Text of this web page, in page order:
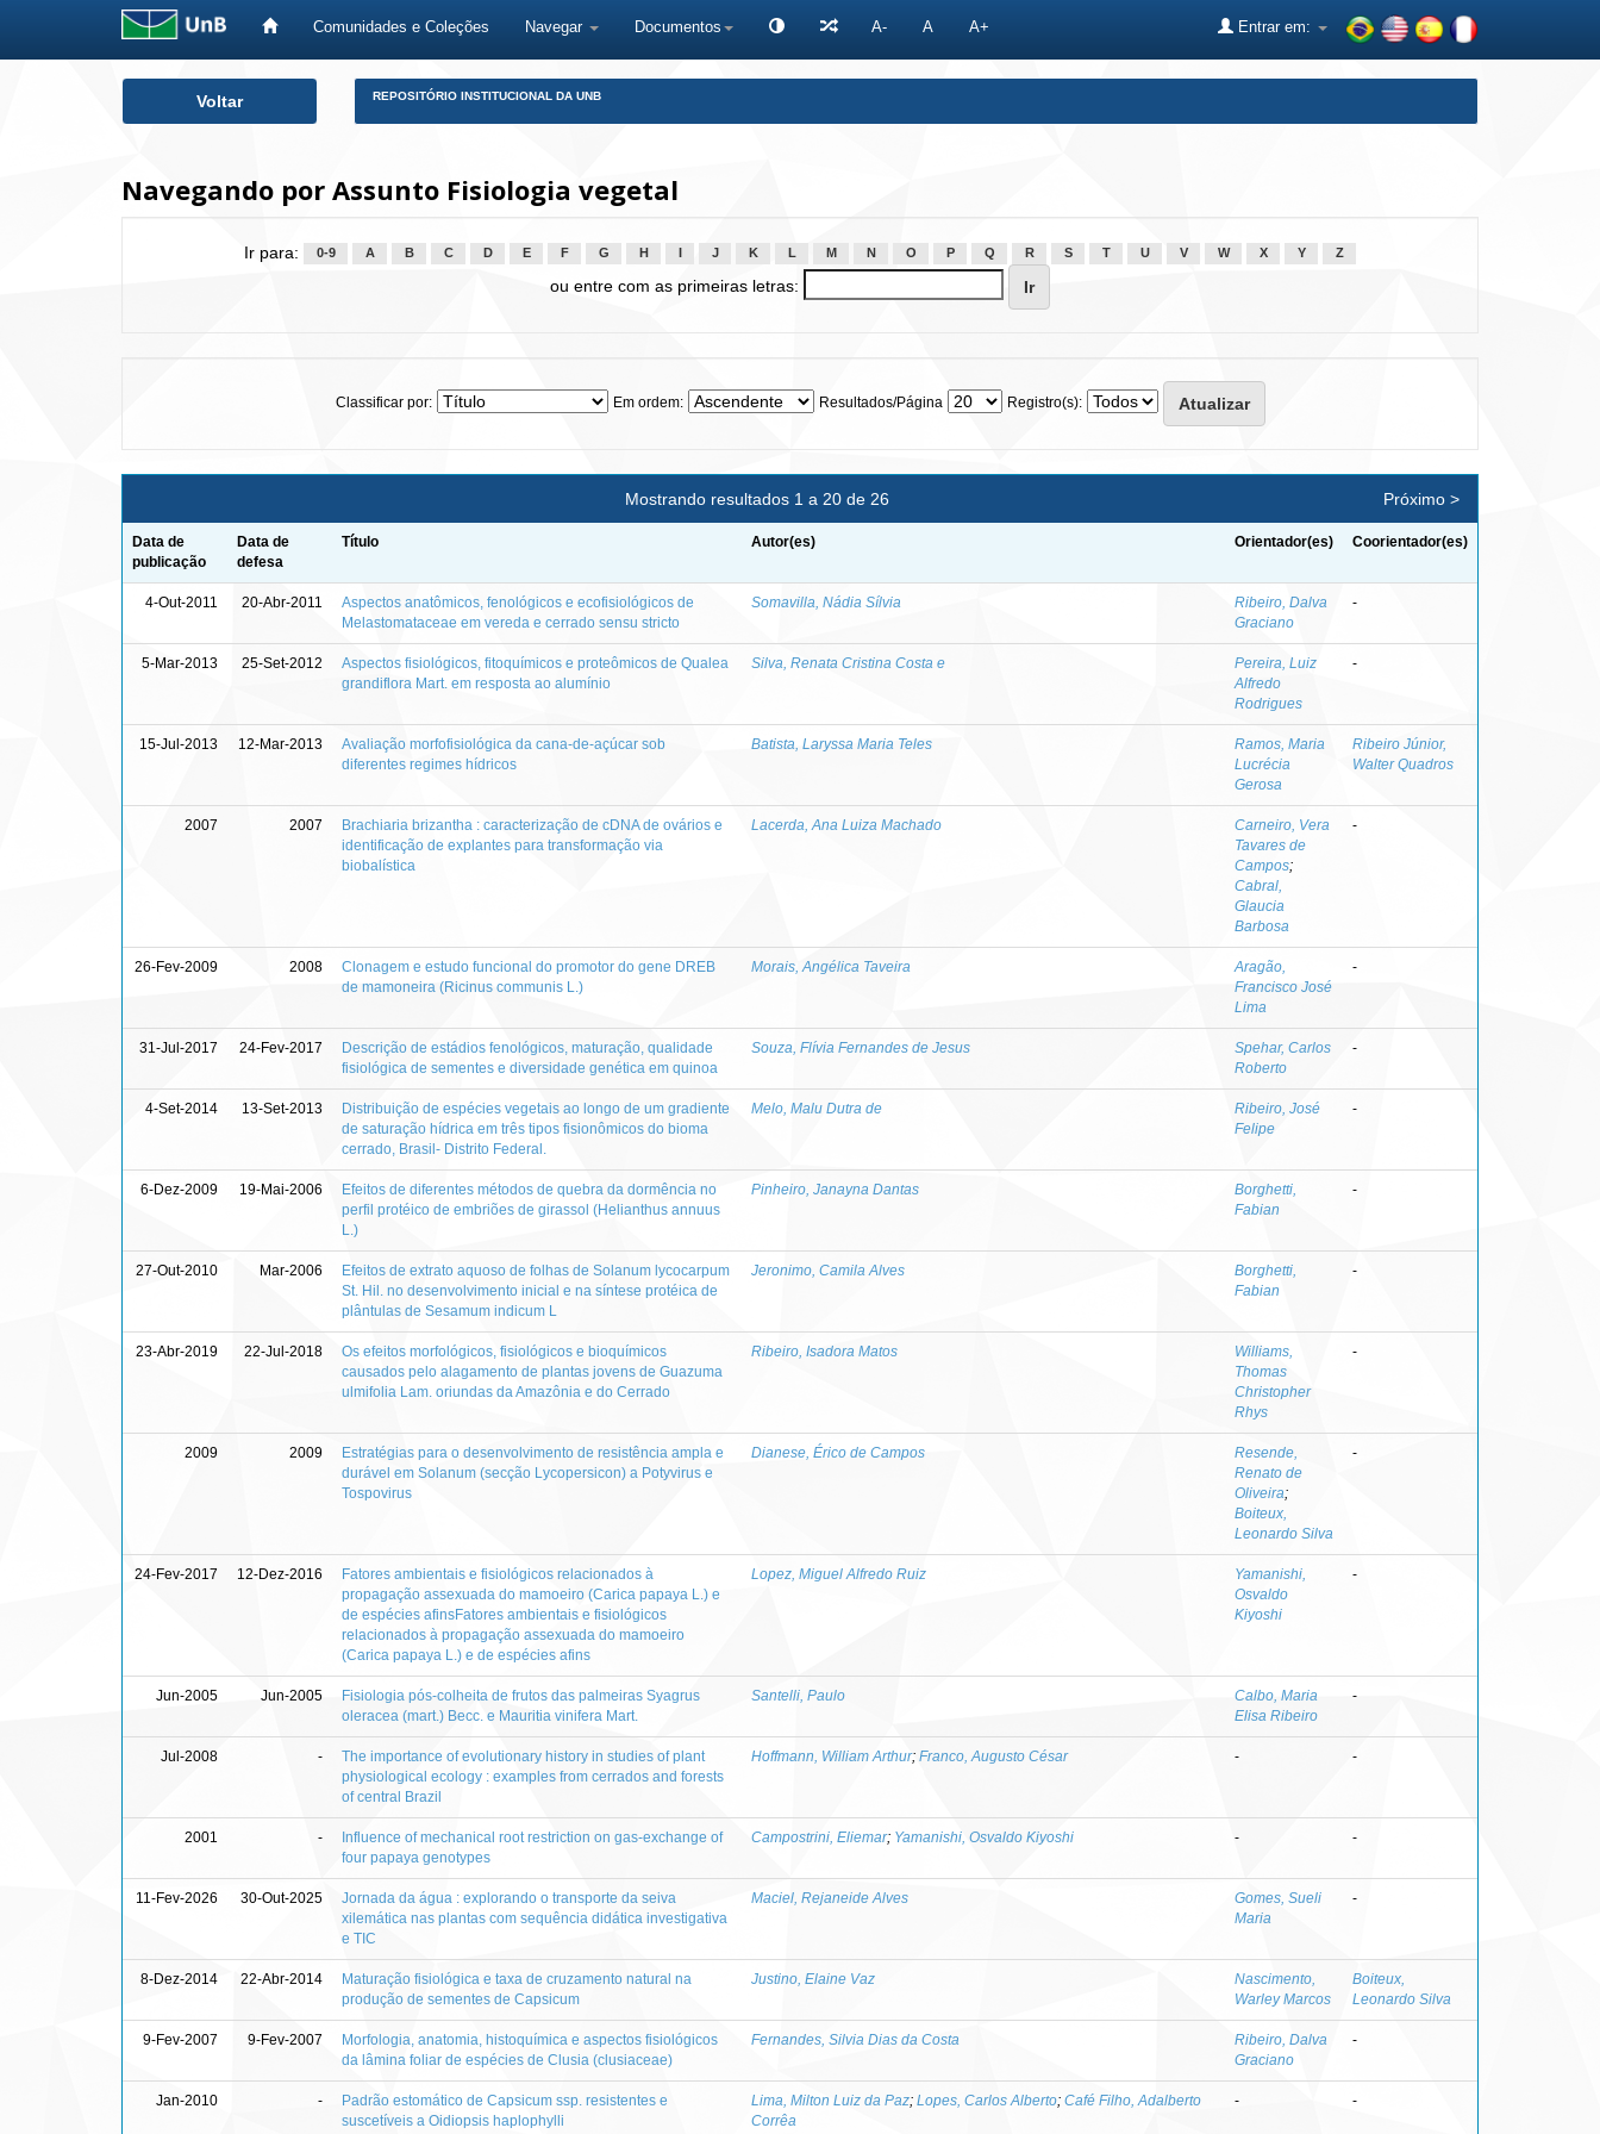
Comunidades e Coleções Navegar Documentos A- A A+ Entrar em:
Voltar REPOSITÓRIO INSTITUCIONAL DA UNB
Navegando por Assunto Fisiologia vegetal
Ir para: 0-9 A B C D E F G H J K L M N O P Q R S T U V W X Y Z
ou entre com as primeiras letras:
Classificar por: Em ordem: Resultados/Página Registro(s):
Mostrando resultados 1 a 20 de 26 Próximo >
Data de
publicação
Data de
defesa
Título Autor(es) Orientador(es) Coorientador(es)
4-Out-2011 20-Abr-2011
Aspectos anatômicos, fenológicos e ecofisiológicos de
Melastomataceae em vereda e cerrado sensu stricto
Somavilla, Nádia Sílvia
Ribeiro, Dalva
Graciano
-
5-Mar-2013 25-Set-2012
Aspectos fisiológicos, fitoquímicos e proteômicos de Qualea
grandiflora Mart. em resposta ao alumínio
Silva, Renata Cristina Costa e
Pereira, Luiz
Alfredo
Rodrigues
-
15-Jul-2013 12-Mar-2013
Avaliação morfofisiológica da cana-de-açúcar sob
diferentes regimes hídricos
Batista, Laryssa Maria Teles
Ramos, Maria
Lucrécia
Gerosa
Ribeiro Júnior,
Walter Quadros
2007 2007
Brachiaria brizantha : caracterização de cDNA de ovários e
identificação de explantes para transformação via
biobalística
Lacerda, Ana Luiza Machado
Carneiro, Vera
Tavares de
Campos;
Cabral,
Glaucia
Barbosa
-
26-Fev-2009 2008
Clonagem e estudo funcional do promotor do gene DREB
de mamoneira (Ricinus communis L.)
Morais, Angélica Taveira
Aragão,
Francisco José
Lima
-
31-Jul-2017 24-Fev-2017
Descrição de estádios fenológicos, maturação, qualidade
fisiológica de sementes e diversidade genética em quinoa
Souza, Flívia Fernandes de Jesus
Spehar, Carlos
Roberto
-
4-Set-2014 13-Set-2013
Distribuição de espécies vegetais ao longo de um gradiente
de saturação hídrica em três tipos fisionômicos do bioma
cerrado, Brasil- Distrito Federal.
Melo, Malu Dutra de
Ribeiro, José
Felipe
-
6-Dez-2009 19-Mai-2006
Efeitos de diferentes métodos de quebra da dormência no
perfil protéico de embriões de girassol (Helianthus annuus
L.)
Pinheiro, Janayna Dantas
Borghetti,
Fabian
-
27-Out-2010 Mar-2006
Efeitos de extrato aquoso de folhas de Solanum lycocarpum
St. Hil. no desenvolvimento inicial e na síntese protéica de
plântulas de Sesamum indicum L
Jeronimo, Camila Alves
Borghetti,
Fabian
-
23-Abr-2019 22-Jul-2018
Os efeitos morfológicos, fisiológicos e bioquímicos
causados pelo alagamento de plantas jovens de Guazuma
ulmifolia Lam. oriundas da Amazônia e do Cerrado
Ribeiro, Isadora Matos
Williams,
Thomas
Christopher
Rhys
-
2009 2009
Estratégias para o desenvolvimento de resistência ampla e
durável em Solanum (secção Lycopersicon) a Potyvirus e
Tospovirus
Dianese, Érico de Campos
Resende,
Renato de
Oliveira;
Boiteux,
Leonardo Silva
-
24-Fev-2017 12-Dez-2016
Fatores ambientais e fisiológicos relacionados à
propagação assexuada do mamoeiro (Carica papaya L.) e
de espécies afinsFatores ambientais e fisiológicos
relacionados à propagação assexuada do mamoeiro
(Carica papaya L.) e de espécies afins
Lopez, Miguel Alfredo Ruiz
Yamanishi,
Osvaldo
Kiyoshi
-
Jun-2005 Jun-2005
Fisiologia pós-colheita de frutos das palmeiras Syagrus
oleracea (mart.) Becc. e Mauritia vinifera Mart.
Santelli, Paulo
Calbo, Maria
Elisa Ribeiro
-
Jul-2008 -
The importance of evolutionary history in studies of plant
physiological ecology : examples from cerrados and forests
of central Brazil
Hoffmann, William Arthur; Franco, Augusto César - -
2001 -
Influence of mechanical root restriction on gas-exchange of
four papaya genotypes
Campostrini, Eliemar; Yamanishi, Osvaldo Kiyoshi - -
11-Fev-2026 30-Out-2025
Jornada da água : explorando o transporte da seiva
xilemática nas plantas com sequência didática investigativa
e TIC
Maciel, Rejaneide Alves
Gomes, Sueli
Maria
-
8-Dez-2014 22-Abr-2014
Maturação fisiológica e taxa de cruzamento natural na
produção de sementes de Capsicum
Justino, Elaine Vaz
Nascimento,
Warley Marcos
Boiteux,
Leonardo Silva
9-Fev-2007 9-Fev-2007
Morfologia, anatomia, histoquímica e aspectos fisiológicos
da lâmina foliar de espécies de Clusia (clusiaceae)
Fernandes, Silvia Dias da Costa
Ribeiro, Dalva
Graciano
-
Jan-2010 -
Padrão estomático de Capsicum ssp. resistentes e
suscetíveis a Oidiopsis haplophylli
Lima, Milton Luiz da Paz; Lopes, Carlos Alberto; Café Filho, Adalberto
Corrêa
- -